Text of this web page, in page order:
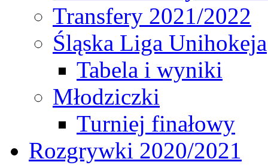
Transfery 2021/2022
Śląska Liga Unihokeja
Tabela i wyniki
Młodziczki
Turniej finałowy
Rozgrywki 2020/2021